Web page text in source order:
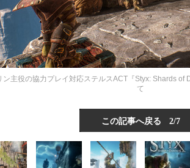
主役の協力プレイ対応ステルスACT『Styx: Shards of
て
この記事へ戻る 2/7